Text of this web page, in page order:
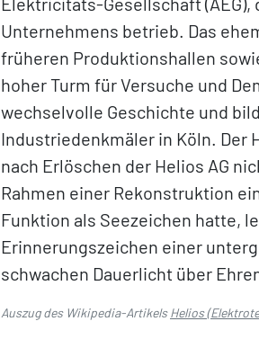
Unternehmens betrieb. Das
früheren Produktionshallen
hoher Turm für Versuche und
wechselvolle Geschichte und
Industriedenkmäler in Köln.
nach Erlöschen der Helios AG
Rahmen einer Rekonstruktion
Funktion als Seezeichen hatte,
Erinnerungszeichen einer
schwachen Dauerlicht über
Auszug des Wikipedia-ArtikelsHelios